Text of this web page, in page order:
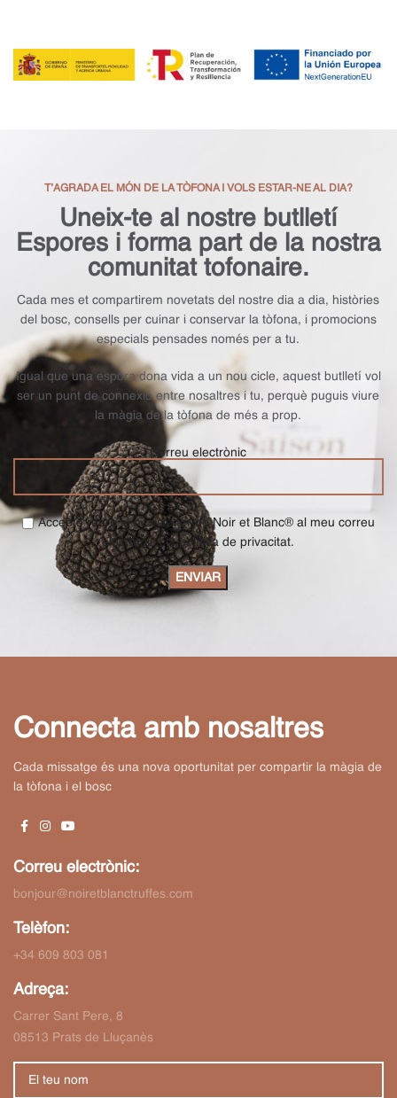
T’AGRADA EL MÓN DE LA TÒFONA I VOLS ESTAR-NE AL DIA?
Uneix-te al nostre butlletí
Espores i forma part de la nostra
comunitat tofonaire.
Cada mes et compartirem novetats del nostre dia a dia, històries
del bosc, consells per cuinar i conservar la tòfona, i promocions
especials pensades només per a tu.
Igual que una espora dona vida a un nou cicle, aquest butlletí vol
ser un punt de connexió entre nosaltres i tu, perquè puguis viure
la màgia de la tòfona de més a prop.
Correu electrònic
Accepto rebre la newsletter de Noir et Blanc® al meu correu
electrònic i la política de privacitat.
Connecta amb nosaltres
Cada missatge és una nova oportunitat per compartir la màgia de
la tòfona i el bosc
Correu electrònic:
bonjour@noiretblanctruffes.com
Telèfon:
+34 609 803 081
Adreça:
Carrer Sant Pere, 8
08513 Prats de Lluçanès